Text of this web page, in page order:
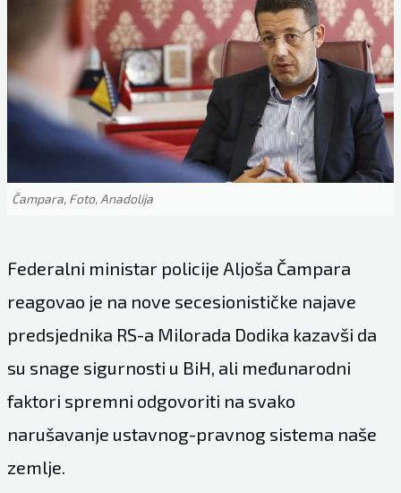
Čampara, Foto, Anadolija
Federalni ministar policije Aljoša Čampara
reagovao je na nove secesionističke najave
predsjednika RS-a Milorada Dodika kazavši da
su snage sigurnosti u BiH, ali međunarodni
faktori spremni odgovoriti na svako
narušavanje ustavnog-pravnog sistema naše
zemlje.